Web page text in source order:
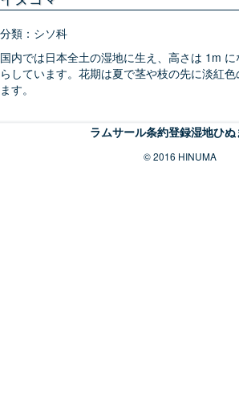
分類：シソ科
国内では日本全土の湿地に生え、高さは 1m
らしています。花期は夏で茎や枝の先に淡紅
ます。
ラムサール条約登録湿地ひ
© 2016 HINUMA